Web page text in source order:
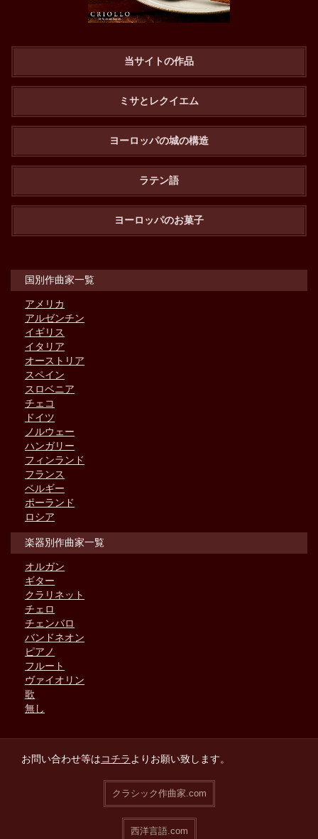
当サイトの作品
ミサとレクイエム
ヨーロッパの城の構造
ラテン語
ヨーロッパのお菓子
国別作曲家一覧
アメリカ
アルゼンチン
イギリス
イタリア
オーストリア
スペイン
スロベニア
チェコ
ドイツ
ノルウェー
ハンガリー
フィンランド
フランス
ベルギー
ポーランド
ロシア
楽器別作曲家一覧
オルガン
ギター
クラリネット
チェロ
チェンバロ
バンドネオン
ピアノ
フルート
ヴァイオリン
歌
無し
お問い合わせ等はコチラよりお願い致します。
クラシック作曲家.com
西洋言語.com